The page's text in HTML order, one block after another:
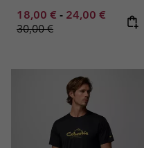
Minimum sale price:
18,00 € - Maximum sale
24,00 €
30,00 €